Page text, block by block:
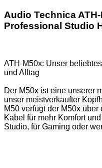
Audio Technica
Professional Studio
ATH-M50x: Unser
und Alltag
Der M50x ist eine unserer
unser meistverkaufter
M50 verfügt der M50x
Kabel für mehr Komfort
Studio, für Gaming oder